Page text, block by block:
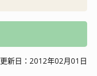
更新日：2012年02月01日